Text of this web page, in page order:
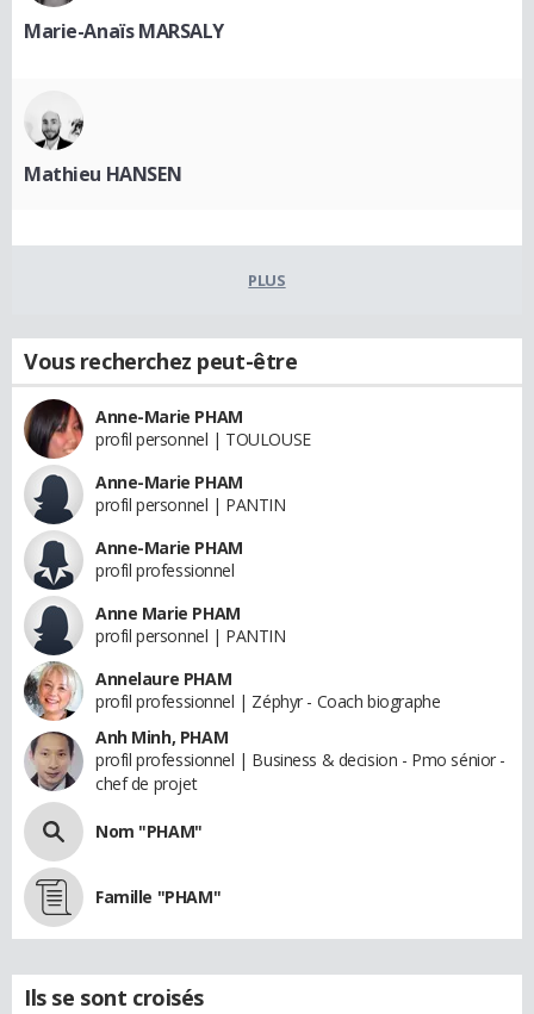
Marie-Anaïs MARSALY
Mathieu HANSEN
PLUS
Vous recherchez peut-être
Anne-Marie PHAM
profil personnel | TOULOUSE
Anne-Marie PHAM
profil personnel | PANTIN
Anne-Marie PHAM
profil professionnel
Anne Marie PHAM
profil personnel | PANTIN
Annelaure PHAM
profil professionnel | Zéphyr - Coach biographe
Anh Minh, PHAM
profil professionnel | Business & decision - Pmo sénior -
chef de projet
Nom "PHAM"
Famille "PHAM"
Ils se sont croisés